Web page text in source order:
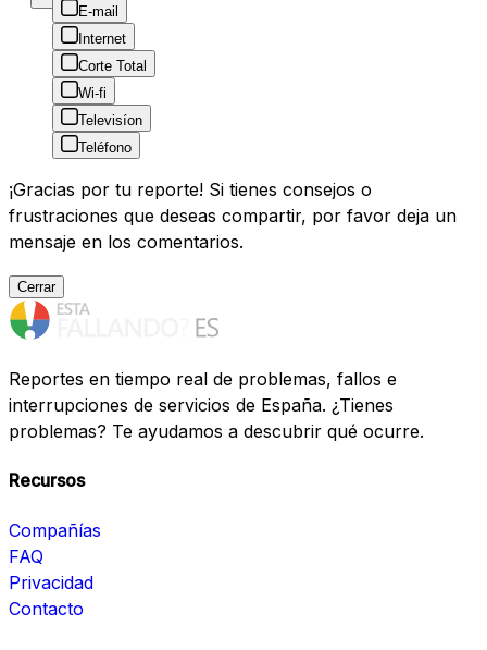
E-mail
Internet
Corte Total
Wi-fi
Televisíon
Teléfono
¡Gracias por tu reporte! Si tienes consejos o
frustraciones que deseas compartir, por favor deja un
mensaje en los comentarios.
Cerrar
Reportes en tiempo real de problemas, fallos e
interrupciones de servicios de España. ¿Tienes
problemas? Te ayudamos a descubrir qué ocurre.
Recursos
Compañías
FAQ
Privacidad
Contacto